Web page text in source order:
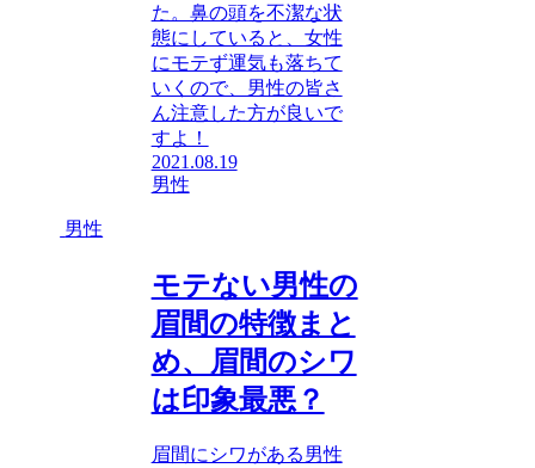
た。鼻の頭を不潔な状
態にしていると、女性
にモテず運気も落ちて
いくので、男性の皆さ
ん注意した方が良いで
すよ！
2021.08.19
男性
男性
モテない男性の
眉間の特徴まと
め、眉間のシワ
は印象最悪？
眉間にシワがある男性